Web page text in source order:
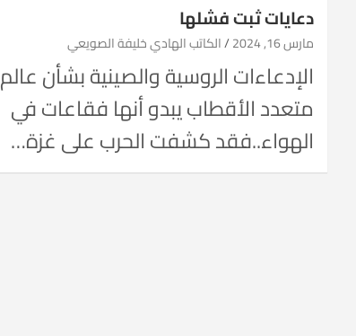
دعايات ثبت فشلها
مارس 16, 2024 الكاتب الهادي خليفة الصويعي
الإدعاءات الروسية والصينية بشأن عالم
متعدد الأقطاب يبدو أنها فقاعات في
الهواء..فقد كشفت الحرب على غزة…